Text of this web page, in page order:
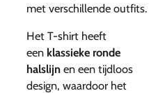
met verschillende outfits.
Het T-shirt heeft
een klassieke ronde
halslijn en een tijdloos
design, waardoor het